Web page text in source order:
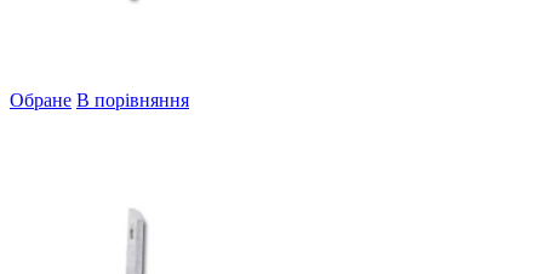
Обране В порівняння